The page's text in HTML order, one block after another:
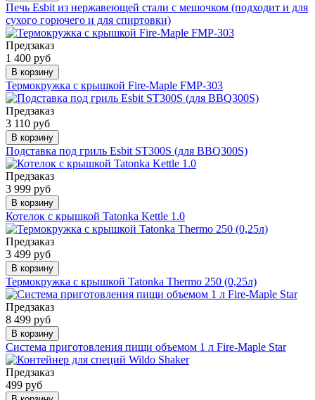
Печь Esbit из нержавеющей стали с мешочком (подходит и для
сухого горючего и для спиртовки)
Предзаказ
1 400 руб
В корзину
Термокружка с крышкой Fire-Maple FMP-303
Предзаказ
3 110 руб
В корзину
Подставка под гриль Esbit ST300S (для BBQ300S)
Предзаказ
3 999 руб
В корзину
Котелок с крышкой Tatonka Kettle 1.0
Предзаказ
3 499 руб
В корзину
Термокружка с крышкой Tatonka Thermo 250 (0,25л)
Предзаказ
8 499 руб
В корзину
Система приготовления пищи объемом 1 л Fire-Maple Star
Предзаказ
499 руб